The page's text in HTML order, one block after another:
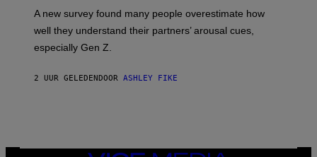
A new survey found many people overestimate how
well they understand their partners’ arousal cues,
especially Gen Z.
2 UUR GELEDEN DOOR ASHLEY FIKE